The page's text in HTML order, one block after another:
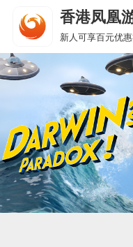
香港凤凰
新人可享百元优